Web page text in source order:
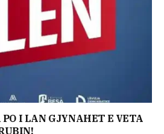
I LAN GJYNAHET E VETA